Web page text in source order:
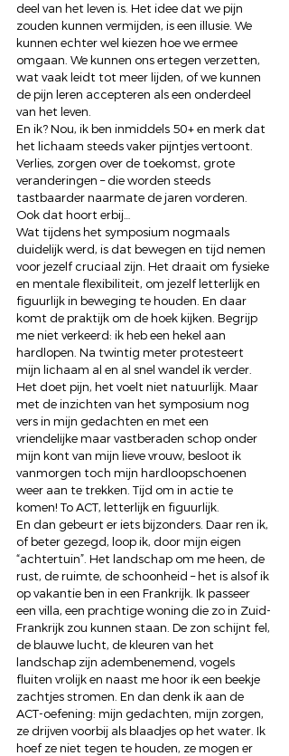
deel van het leven is. Het idee dat we pijn
zouden kunnen vermijden, is een illusie. We
kunnen echter wel kiezen hoe we ermee
omgaan. We kunnen ons ertegen verzetten,
wat vaak leidt tot meer lijden, of we kunnen
de pijn leren accepteren als een onderdeel
van het leven.
En ik? Nou, ik ben inmiddels 50+ en merk dat
het lichaam steeds vaker pijntjes vertoont.
Verlies, zorgen over de toekomst, grote
veranderingen – die worden steeds
tastbaarder naarmate de jaren vorderen.
Ook dat hoort erbij…
Wat tijdens het symposium nogmaals
duidelijk werd, is dat bewegen en tijd nemen
voor jezelf cruciaal zijn. Het draait om fysieke
en mentale flexibiliteit, om jezelf letterlijk en
figuurlijk in beweging te houden. En daar
komt de praktijk om de hoek kijken. Begrijp
me niet verkeerd: ik heb een hekel aan
hardlopen. Na twintig meter protesteert
mijn lichaam al en al snel wandel ik verder.
Het doet pijn, het voelt niet natuurlijk. Maar
met de inzichten van het symposium nog
vers in mijn gedachten en met een
vriendelijke maar vastberaden schop onder
mijn kont van mijn lieve vrouw, besloot ik
vanmorgen toch mijn hardloopschoenen
weer aan te trekken. Tijd om in actie te
komen! To ACT, letterlijk en figuurlijk.
En dan gebeurt er iets bijzonders. Daar ren ik,
of beter gezegd, loop ik, door mijn eigen
“achtertuin”. Het landschap om me heen, de
rust, de ruimte, de schoonheid – het is alsof ik
op vakantie ben in een Frankrijk. Ik passeer
een villa, een prachtige woning die zo in Zuid-
Frankrijk zou kunnen staan. De zon schijnt fel,
de blauwe lucht, de kleuren van het
landschap zijn adembenemend, vogels
fluiten vrolijk en naast me hoor ik een beekje
zachtjes stromen. En dan denk ik aan de
ACT-oefening: mijn gedachten, mijn zorgen,
ze drijven voorbij als blaadjes op het water. Ik
hoef ze niet tegen te houden, ze mogen er